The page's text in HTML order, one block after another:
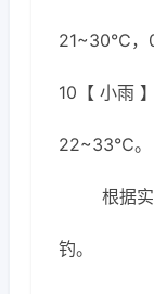
21~30℃，
10【 小雨
22~33℃。
根据
钓。